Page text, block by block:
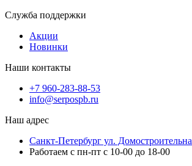
Служба поддержки
Акции
Новинки
Наши контакты
+7 960-283-88-53
info@serpospb.ru
Наш адрес
Санкт-Петербург ул.
Работаем с пн-пт с 10-00 до 18-00